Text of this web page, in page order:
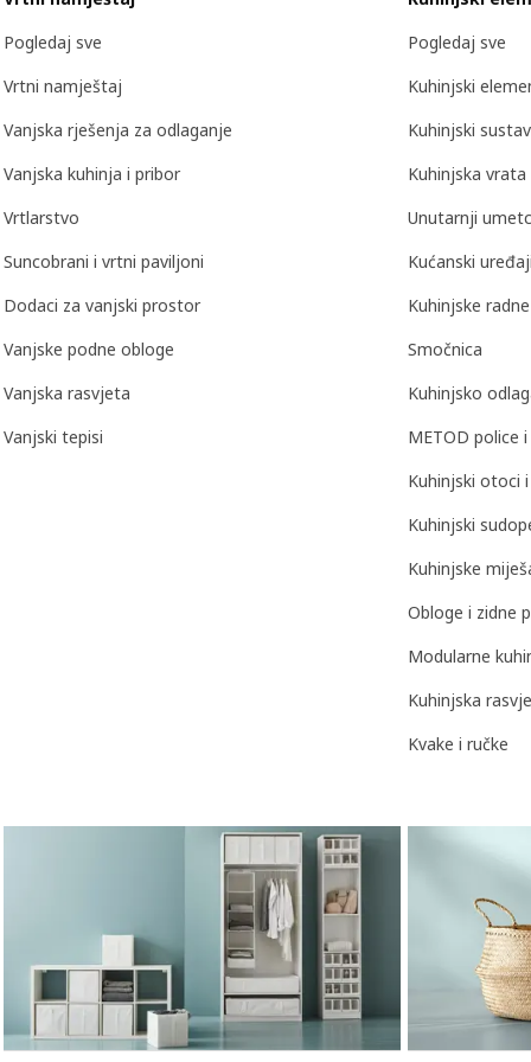
Pogledaj sve
Vrtni namještaj
Vanjska rješenja za odlaganje
Vanjska kuhinja i pribor
Vrtlarstvo
Suncobrani i vrtni paviljoni
Dodaci za vanjski prostor
Vanjske podne obloge
Vanjska rasvjeta
Vanjski tepisi
Pogledaj sve
Kuhinjski
Kuhinjski
Kuhinjska
Unutarnji
Kućanski
Kuhinjske
Smočnica
Kuhinjsko
METOD police
Kuhinjski otoci
Kuhinjski
Kuhinjske
Obloge i zidne
Modularne
Kuhinjska
Kvake i ručke